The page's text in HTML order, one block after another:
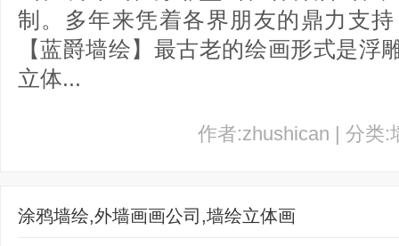
制。多年来凭着各界朋友的鼎力支
【蓝爵墙绘】最古老的绘画形式是浮
立体...
作者:zhushican | 分类:
涂鸦墙绘,外墙画画公司,墙绘立体画